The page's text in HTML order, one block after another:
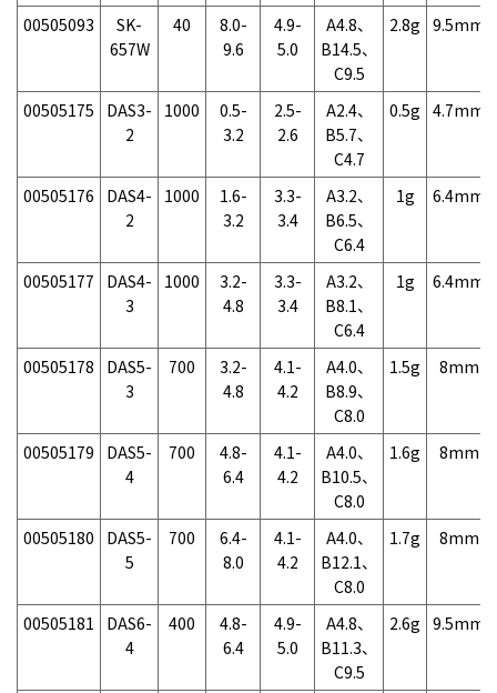
00505093
SK-
657W
40
8.0-
9.6
4.9-
5.0
A4.8、
B14.5、
C9.5
2.8g 9.5mm
00505175
DAS3-
2
1000
0.5-
3.2
2.5-
2.6
A2.4、
B5.7、
C4.7
0.5g 4.7mm
00505176
DAS4-
2
1000
1.6-
3.2
3.3-
3.4
A3.2、
B6.5、
C6.4
1g 6.4mm
00505177
DAS4-
3
1000
3.2-
4.8
3.3-
3.4
A3.2、
B8.1、
C6.4
1g 6.4mm
00505178
DAS5-
3
700
3.2-
4.8
4.1-
4.2
A4.0、
B8.9、
C8.0
1.5g 8mm
00505179
DAS5-
4
700
4.8-
6.4
4.1-
4.2
A4.0、
B10.5、
C8.0
1.6g 8mm
00505180
DAS5-
5
700
6.4-
8.0
4.1-
4.2
A4.0、
B12.1、
C8.0
1.7g 8mm
00505181
DAS6-
4
400
4.8-
6.4
4.9-
5.0
A4.8、
B11.3、
C9.5
2.6g 9.5mm